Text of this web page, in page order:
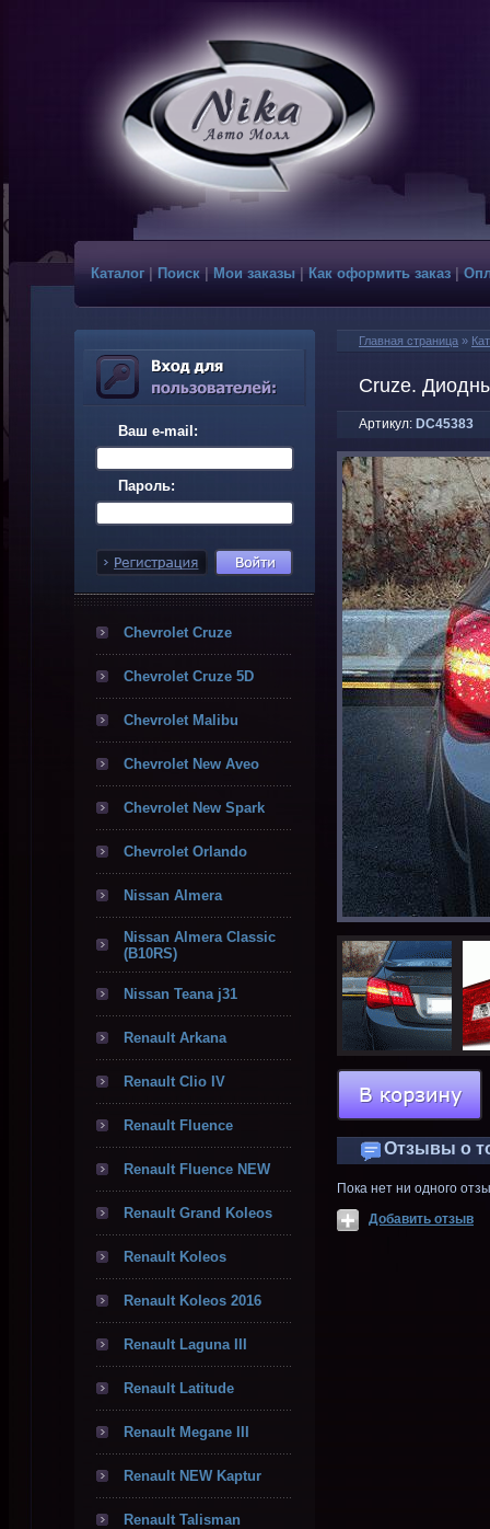
Каталог Поиск|Мои заказы|Как оформить заказ
Ваш e-mail:
Пароль:
Chevrolet Cruze
Chevrolet Cruze 5D
Chevrolet Malibu
Chevrolet New Aveo
Chevrolet New Spark
Chevrolet Orlando
Nissan Almera
Nissan Almera Classic
(B10RS)
Nissan Teana j31
Renault Arkana
Renault Clio IV
Renault Fluence
Renault Fluence NEW
Renault Grand Koleos
Renault Koleos
Renault Koleos 2016
Renault Laguna III
Renault Latitude
Renault Megane III
Renault NEW Kaptur
Renault Talisman
Главная страница »
Cruze.
Артикул: DC45383
Отзывы о
Пока нет ни одного
Добавить отзыв